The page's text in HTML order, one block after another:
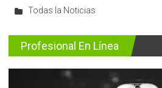
Todas la Noticias
Profesional En Línea